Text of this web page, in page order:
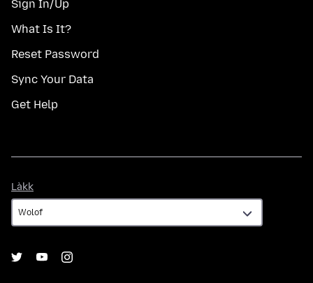
Sign In/Up
What Is It?
Reset Password
Sync Your Data
Get Help
Làkk